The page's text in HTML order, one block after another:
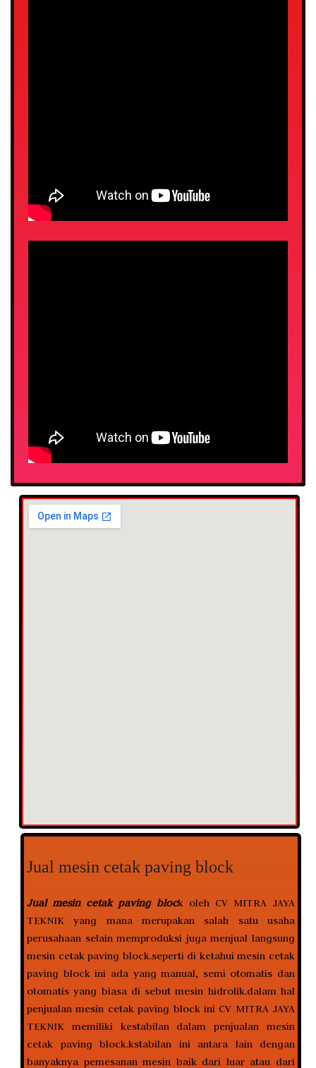
Jual mesin cetak paving block
Jual mesin cetak paving block oleh CV MITRA JAYA
TEKNIK yang mana merupakan salah satu usaha
perusahaan selain memproduksi juga menjual langsung
mesin cetak paving block.seperti di ketahui mesin cetak
paving block ini ada yang manual, semi otomatis dan
otomatis yang biasa di sebut mesin hidrolik.dalam hal
penjualan mesin cetak paving block ini CV MITRA JAYA
TEKNIK memiliki kestabilan dalam penjualan mesin
cetak paving block.kstabilan ini antara lain dengan
banyaknya pemesanan mesin baik dari luar atau dari